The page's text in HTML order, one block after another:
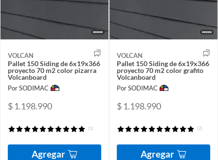
VOLCAN
Pallet 150 Siding de 6x19x366
proyecto 70 m2 color pizarra
Volcanboard
Por SODIMAC
$ 1.198.990
(1)
Agregar
VOLCAN
Pallet 150 Siding de 6x19x366
proyecto 70 m2 color grafito
Volcanboard
Por SODIMAC
$ 1.198.990
(2)
Agregar